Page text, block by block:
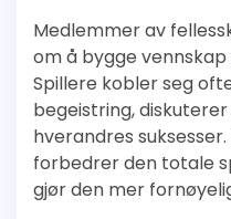
Medlemmer av
om å bygge
Spillere kobler seg
begeistring,
hverandres
forbedrer den totale
gjør den mer